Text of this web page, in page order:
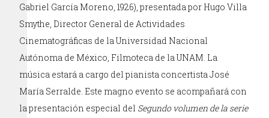
Gabriel García Moreno, 1926), presentada por Hugo Villa
Smythe, Director General de Actividades
Cinematográficas de la Universidad Nacional
Autónoma de México, Filmoteca de la UNAM. La
música estará a cargo del pianista concertista José
María Serralde. Este magno evento se acompañará con
la presentación especial del Segundo volumen de la serie